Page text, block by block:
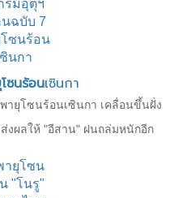
ซนร้อนเซินกา
ายุโซนร้อนเซินกา เคลื่อนขึ้นฝั่ง
ส่งผลให้ "อีสาน" ฝนถล่มหนักอีก